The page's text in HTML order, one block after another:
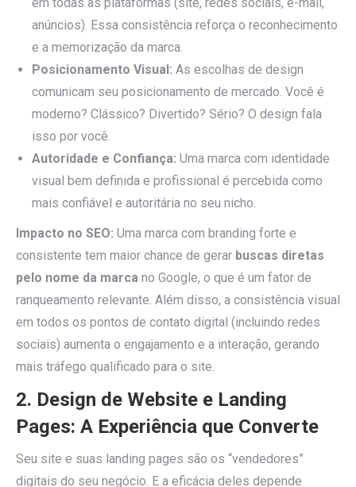
anúncios). Essa consistência reforça o reconhecimento
e a memorização da marca.
Posicionamento Visual: As escolhas de design
comunicam seu posicionamento de mercado. Você é
moderno? Clássico? Divertido? Sério? O design fala
isso por você.
Autoridade e Confiança: Uma marca com identidade
visual bem definida e profissional é percebida como
mais confiável e autoritária no seu nicho.
Impacto no SEO: Uma marca com branding forte e
consistente tem maior chance de gerar buscas diretas
pelo nome da marca no Google, o que é um fator de
ranqueamento relevante. Além disso, a consistência visual
em todos os pontos de contato digital (incluindo redes
sociais) aumenta o engajamento e a interação, gerando
mais tráfego qualificado para o site.
2. Design de Website e Landing
Pages: A Experiência que Converte
Seu site e suas landing pages são os “vendedores”
digitais do seu negócio. E a eficácia deles depende